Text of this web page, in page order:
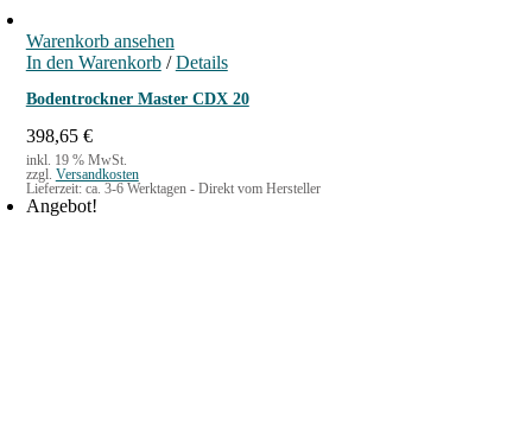
Warenkorb ansehen
In den Warenkorb / Details
Bodentrockner Master CDX 20
398,65 €
inkl. 19 % MwSt.
zzgl. Versandkosten
Lieferzeit: ca. 3-6 Werktagen - Direkt vom Hersteller
Angebot!